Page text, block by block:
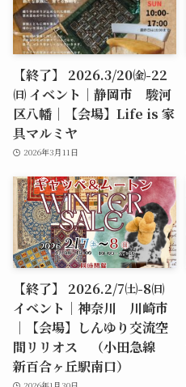
【終了】 2026.3/20㈮-22
㈰ イベント｜静岡市 駿河
区八幡｜【会場】Life is 家
具マルミヤ
2026年3月11日
【終了】 2026.2/7㈯-8㈰
イベント｜神奈川 川崎市
｜【会場】しんゆり交流空
間リリオス （小田急線
新百合ヶ丘駅南口）